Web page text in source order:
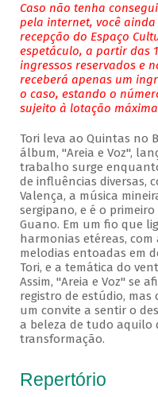
Caso não tenha
pela internet, você
recepção do Espaço
espetáculo, a partir das
ingressos reservados e
receberá apenas um
o caso, estando o
sujeito à lotação
Tori leva ao Quintas no
álbum, "Areia e Voz",
trabalho surge
de influências diversas,
Valença, a música
sergipano, e é o
Guano. Em um fio que
harmonias etéreas,
melodias entoadas em
Tori, e a temática do
Assim, "Areia e Voz" se
registro de estúdio, mas
um convite a sentir o
a beleza de tudo aquilo
transformação.
Repertório